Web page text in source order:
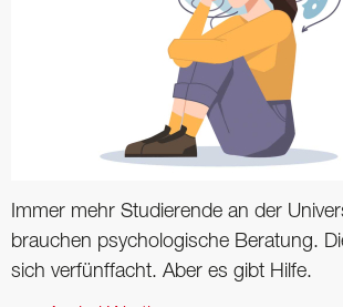
Immer mehr Studierende an der
brauchen psychologische Beratung.
sich verfünffacht. Aber es gibt Hilfe.